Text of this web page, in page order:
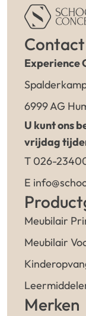
Contact
Experience
6999 AG
U kunt ons
vrijdag
T 026-
E
Meubilair
Meubilair
Merken